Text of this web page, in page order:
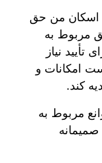
اسکان من حق
مربوط به
نیاز
امکانات و
کند.
مربوط به